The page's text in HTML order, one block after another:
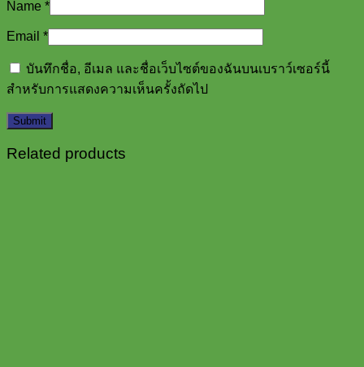
Name *
Email *
บันทึกชื่อ, อีเมล และชื่อเว็บไซต์ของฉันบนเบราว์เซอร์นี้
สำหรับการแสดงความเห็นครั้งถัดไป
Related products